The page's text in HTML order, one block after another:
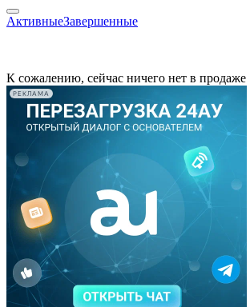
АктивныеЗавершенные
К сожалению, сейчас ничего нет в продаже
РЕКЛАМА